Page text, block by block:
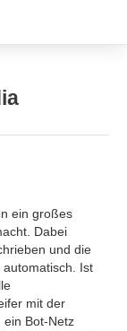
ein großes
Dabei
und die
Ist
mit der
ein Bot-Netz